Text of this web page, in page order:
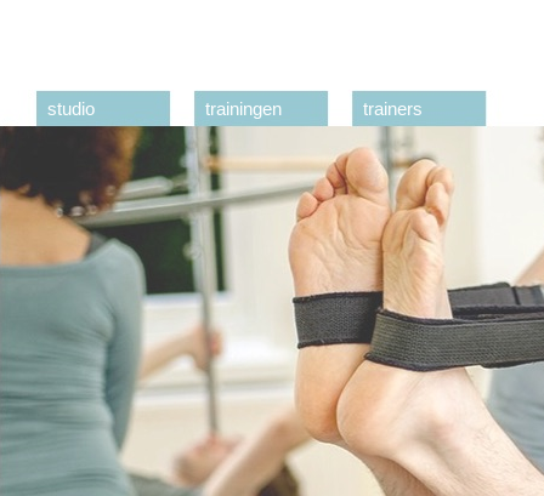
trainers
trainingen
studio